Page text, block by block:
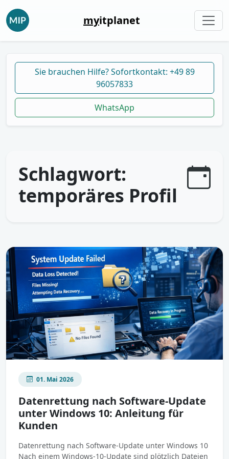
myitplanet
Sie brauchen Hilfe? Sofortkontakt: +49 89
96057833
WhatsApp
Schlagwort:
temporäres Profil
01. Mai 2026
Datenrettung nach Software-Update
unter Windows 10: Anleitung für
Kunden
Datenrettung nach Software-Update unter Windows 10
Nach einem Windows-10-Update sind plötzlich Dateien